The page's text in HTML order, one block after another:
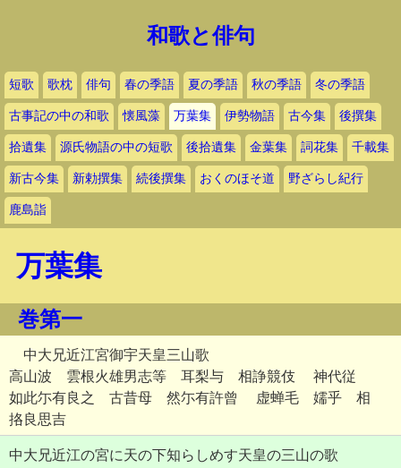
和歌と俳句
短歌 歌枕 俳句 春の季語 夏の季語 秋の季語 冬の季語
古事記の中の和歌 懐風藻 万葉集 伊勢物語 古今集 後撰集
拾遺集 源氏物語の中の短歌 後拾遺集 金葉集 詞花集 千載集
新古今集 新勅撰集 続後撰集 おくのほそ道 野ざらし紀行
鹿島詣
万葉集
巻第一
中大兄近江宮御宇天皇三山歌
高山波 雲根火雄男志等 耳梨与 相諍競伎 神代従
如此尓有良之 古昔母 然尓有許曾 虚蝉毛 嬬乎 相
挌良思吉
中大兄近江の宮に天の下知らしめす天皇の三山の歌